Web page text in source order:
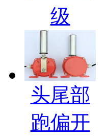
级
头尾部
跑偏开